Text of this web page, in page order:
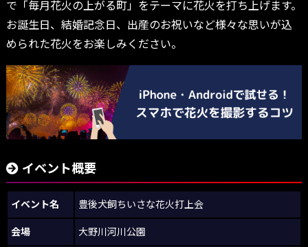
で「毎月花火の上がる町」をテーマに花火を打ち上げます。
お誕生日、結婚記念日、出産のお祝いなど様々な思いが込
められた花火をお楽しみください。
イベント概要
イベント名 豊後犬飼ちいさな花火打上会
会場 大野川河川公園